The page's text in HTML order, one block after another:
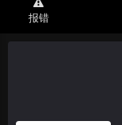
报错